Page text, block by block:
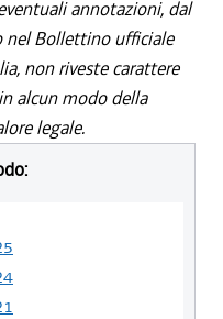
annotazioni, dal
nel Bollettino ufficiale
non riveste carattere
alcun modo della
legale.